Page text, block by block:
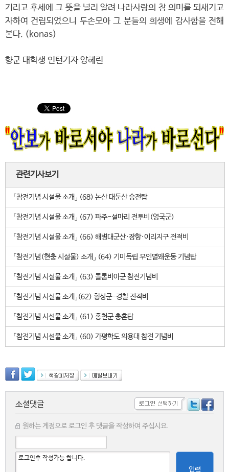
기리고 후세에 그 뜻을 널리 알려 나라사랑의 참 의미를 되새기고
자하여 건립되었으니 두손모아 그 분들의 희생에 감사함을 전해
본다. (konas)
향군 대학생 인턴기자 양혜린
관련기사보기
「참전기념 시설물 소개」 (68) 논산 대둔산 승전탑
「참전기념 시설물 소개」 (67) 파주-설마리 전투비(영국군)
「참전기념 시설물 소개」 (66) 해병대군산·장항·이리지구 전적비
「참전기념(현충 시설물) 소개」 (64) 기미독립 무인멸왜운동 기념탑
「참전기념 시설물 소개」 (63) 콜롬비아군 참전기념비
「참전기념 시설물 소개」(62) 횡성군-경찰 전적비
「참전기념 시설물 소개」 (61) 홍천군 충혼탑
「참전기념 시설물 소개」 (60) 가평학도 의용대 참전 기념비
소셜댓글
원하는 계정으로 로그인 후 댓글을 작성하여 주십시요.
입력